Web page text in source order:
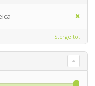
Sterge tot